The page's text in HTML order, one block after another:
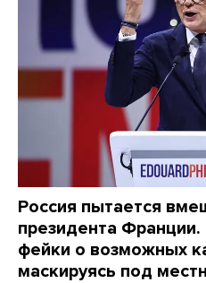
Россия пытается
президента Франции.
фейки о возможных
маскируясь под